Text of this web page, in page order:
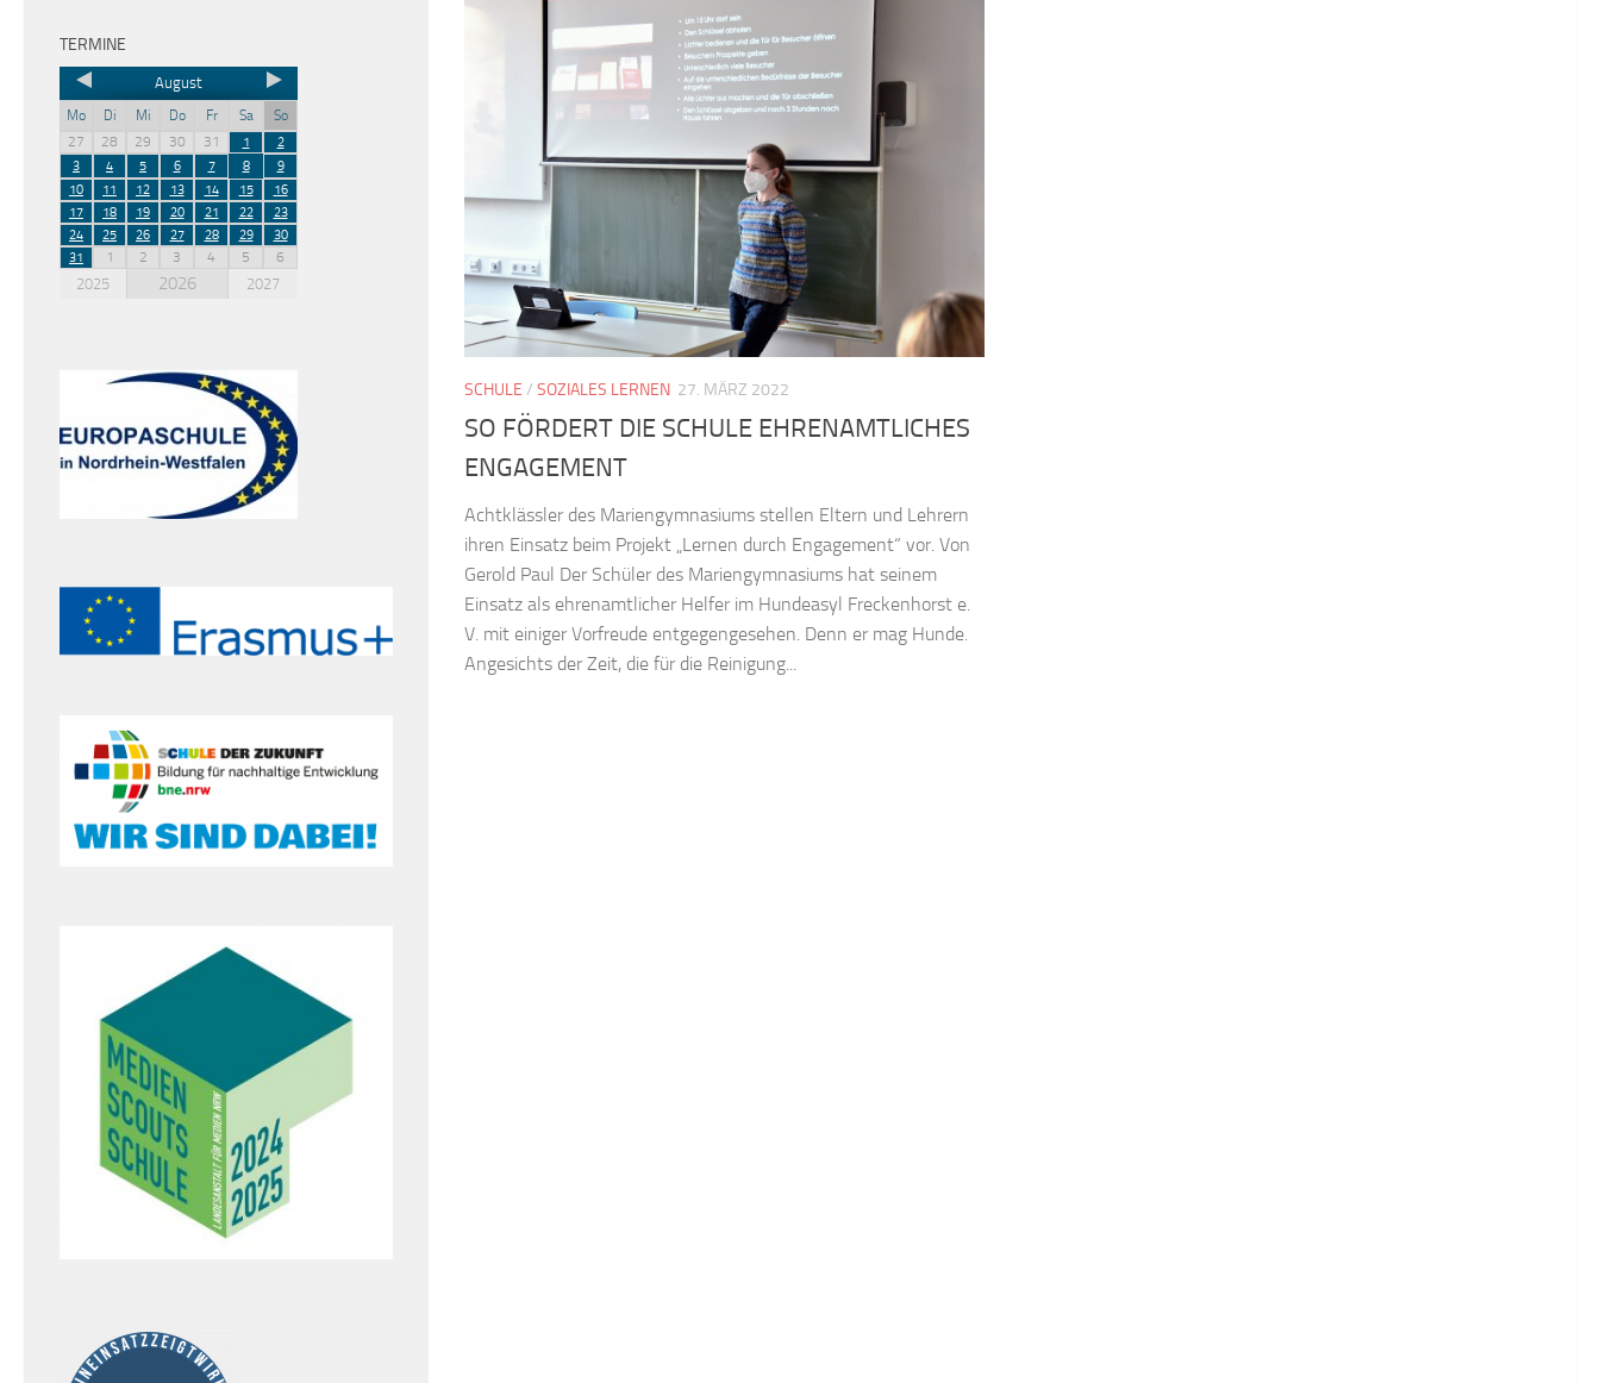
SCHULE / SOZIALES LERNEN 27. MÄRZ 2022
SO FÖRDERT DIE SCHULE EHRENAMTLICHES
ENGAGEMENT
Achtklässler des Mariengymnasiums stellen Eltern und Lehrern
ihren Einsatz beim Projekt „Lernen durch Engagement“ vor. Von
Gerold Paul Der Schüler des Mariengymnasiums hat seinem
Einsatz als ehrenamtlicher Helfer im Hundeasyl Freckenhorst e.
V. mit einiger Vorfreude entgegengesehen. Denn er mag Hunde.
Angesichts der Zeit, die für die Reinigung...
TERMINE
August
Mo Di Mi Do Fr Sa
So
27
28 29 30 31 1
2
3
4 5 6 7 8
9
10
11 12 13 14 15
16
17
18 19 20 21 22
23
24
25 26 27 28 29
30
31
1 2 3 4 5 6
2025 2026 2027